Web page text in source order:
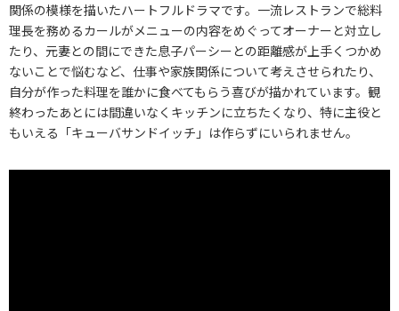
関係の模様を描いたハートフルドラマです。一流レストランで総料
理長を務めるカールがメニューの内容をめぐってオーナーと対立し
たり、元妻との間にできた息子パーシーとの距離感が上手くつかめ
ないことで悩むなど、仕事や家族関係について考えさせられたり、
自分が作った料理を誰かに食べてもらう喜びが描かれています。観
終わったあとには間違いなくキッチンに立ちたくなり、特に主役と
もいえる「キューバサンドイッチ」は作らずにいられません。